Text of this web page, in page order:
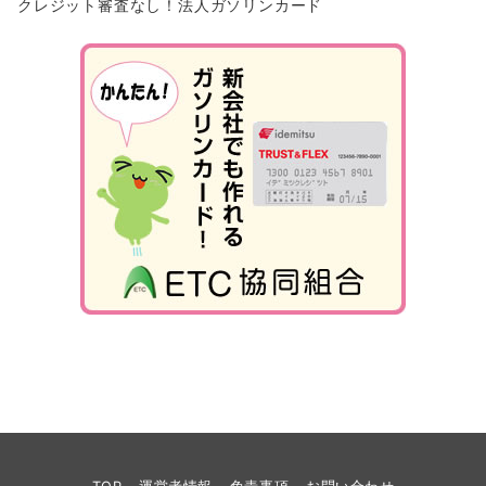
クレジット審査なし！法人ガソリンカード